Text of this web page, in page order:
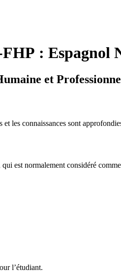
FHP : Espagnol
et
et les connaissances sont
est normalement considéré
l’étudiant.